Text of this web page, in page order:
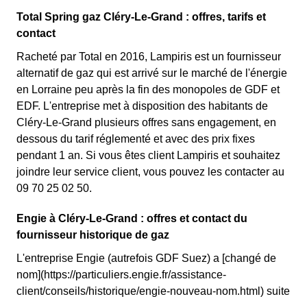
Total Spring gaz Cléry-Le-Grand : offres, tarifs et
contact
Racheté par Total en 2016, Lampiris est un fournisseur
alternatif de gaz qui est arrivé sur le marché de l'énergie
en Lorraine peu après la fin des monopoles de GDF et
EDF. L'entreprise met à disposition des habitants de
Cléry-Le-Grand plusieurs offres sans engagement, en
dessous du tarif réglementé et avec des prix fixes
pendant 1 an. Si vous êtes client Lampiris et souhaitez
joindre leur service client, vous pouvez les contacter au
09 70 25 02 50.
Engie à Cléry-Le-Grand : offres et contact du
fournisseur historique de gaz
L'entreprise Engie (autrefois GDF Suez) a [changé de
nom](https://particuliers.engie.fr/assistance-
client/conseils/historique/engie-nouveau-nom.html) suite